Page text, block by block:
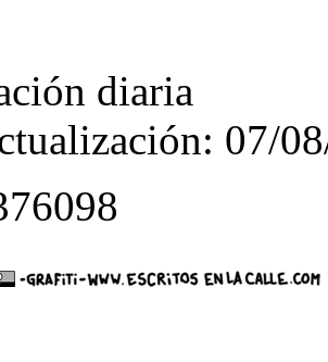
diaria
07/